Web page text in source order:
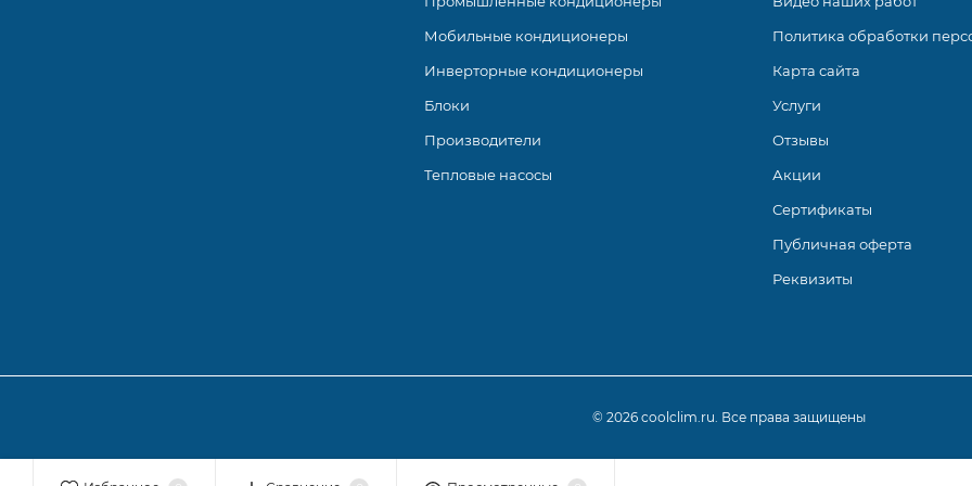
Мобильные кондиционеры
Инверторные кондиционеры
Блоки
Производители
Тепловые насосы
Политика обработки
Карта сайта
Услуги
Отзывы
Акции
Сертификаты
Публичная оферта
Реквизиты
© 2026 coolclim.ru. Все права защищены